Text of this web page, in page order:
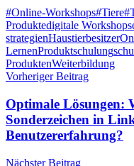
Schlagwörter
#Online-Workshops#Tiere
Produktedigitale Workshops
strategienHaustierbesitzer
LernenProduktschulung
ProduktenWeiterbildung
Beitragsnavigation
Vorheriger Beitrag
Optimale Lösungen:
Sonderzeichen in
Benutzererfahrung?
Nächster Beitrag